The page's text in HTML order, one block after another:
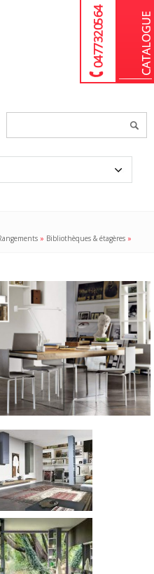
04 77 32 05 64
» Bibliothèques & étagères »